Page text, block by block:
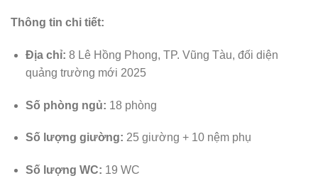
Thông tin chi tiết:
Địa chỉ: 8 Lê Hồng Phong, TP. Vũng Tàu, đối diện
quảng trường mới 2025
Số phòng ngủ: 18 phòng
Số lượng giường: 25 giường + 10 nệm phụ
Số lượng WC: 19 WC